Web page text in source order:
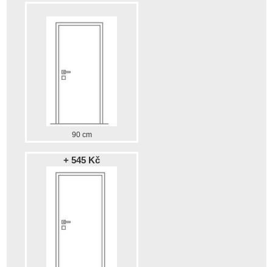
90 cm
+ 545 Kč